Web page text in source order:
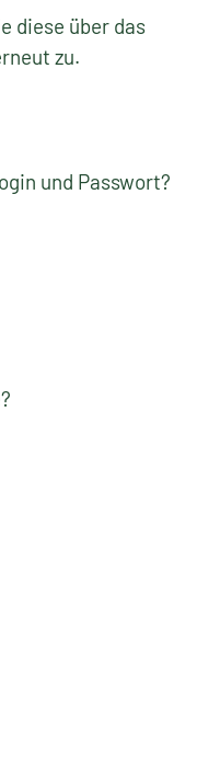
diese über das
zu.
und Passwort?